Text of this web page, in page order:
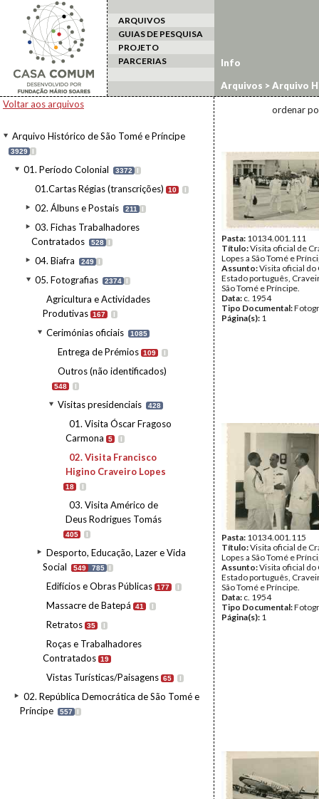
ARQUIVOS
GUIAS DE PESQUISA
PROJETO
PARCERIAS
Voltar aos arquivos
Arquivo Histórico de São Tomé e Príncipe
3929 I
01. Período Colonial 3372 I
01.Cartas Régias (transcrições) 10 I
02. Álbuns e Postais 211 I
03. Fichas Trabalhadores
Contratados
528 I
04. Biafra 249 I
05. Fotografias 2374 I
Agricultura e Actividades
Produtivas 167 I
Cerimónias oficiais 1085
Entrega de Prémios 109 I
Outros (não identificados)
548 I
Visitas presidenciais 428
01. Visita Óscar Fragoso
Carmona
5 I
02. Visita Francisco
Higino Craveiro Lopes
18 I
03. Visita Américo de
Deus Rodrigues Tomás
405 I
Desporto, Educação, Lazer e Vida
Social
549 785 I
Edifícios e Obras Públicas 177 I
Massacre de Batepá 41 I
Retratos 35 I
Roças e Trabalhadores
Contratados 19
Vistas Turísticas/Paisagens 65 I
02. República Democrática de São Tomé e
Príncipe
557 I
Info
Arquivos >Arquivo
oficiais>Visitas
ordenar
Pasta: 10134.001.111
Título:Visita oficial de
Lopes a São Tomé e
Assunto:Visita oficial do
Estado português,
São Tomé e Príncipe.
Data: c. 1954
Tipo Documental:
Página(s): 1
Pasta: 10134.001.115
Título:Visita oficial de
Lopes a São Tomé e
Assunto:Visita oficial do
Estado português,
São Tomé e Príncipe.
Data: c. 1954
Tipo Documental:
Página(s): 1